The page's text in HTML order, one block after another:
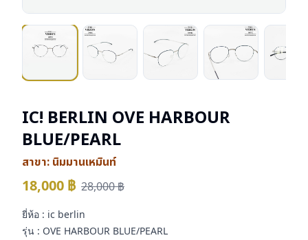
IC! BERLIN OVE HARBOUR
BLUE/PEARL
สาขา: นิมมานเหมินท์
18,000 ฿ 28,000฿
ยี่ห้อ : ic berlin
รุ่น : OVE HARBOUR BLUE/PEARL